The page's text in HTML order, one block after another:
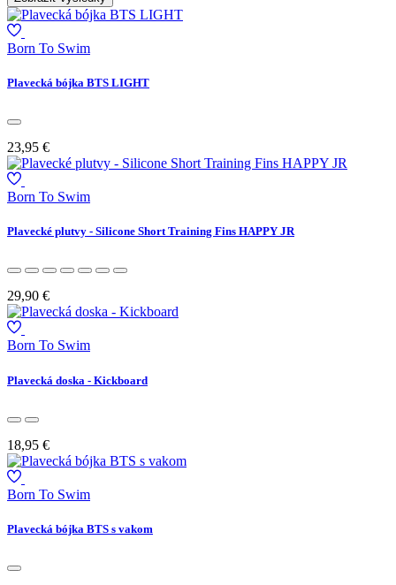
Born To Swim
Plavecká bójka BTS LIGHT
23,95 €
Born To Swim
Plavecké plutvy - Silicone Short Training Fins HAPPY JR
29,90 €
Born To Swim
Plavecká doska - Kickboard
18,95 €
Born To Swim
Plavecká bójka BTS s vakom